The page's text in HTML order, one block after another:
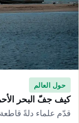
قصة
تقارير صور
فيديو
حول العالم
كيف جفّ البحر الأحمر قبل
قدّم علماء دلةً